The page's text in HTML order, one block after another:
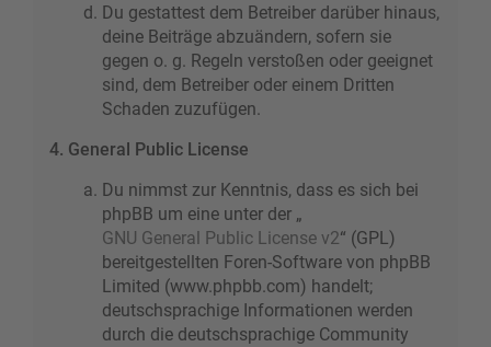
Du gestattest dem Betreiber darüber hinaus,
deine Beiträge abzuändern, sofern sie
gegen o. g. Regeln verstoßen oder geeignet
sind, dem Betreiber oder einem Dritten
Schaden zuzufügen.
4. General Public License
Du nimmst zur Kenntnis, dass es sich bei
phpBB um eine unter der „
GNU General Public License v2“ (GPL)
bereitgestellten Foren-Software von phpBB
Limited (www.phpbb.com) handelt;
deutschsprachige Informationen werden
durch die deutschsprachige Community